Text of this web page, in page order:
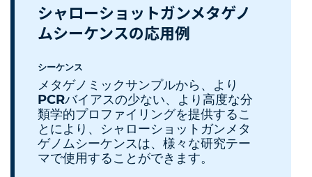
シャローショットガンメタゲノ
ムシーケンスの応用例
シーケンス
メタゲノミックサンプルから、より
PCRバイアスの少ない、より高度な分
類学的プロファイリングを提供するこ
とにより、シャローショットガンメタ
ゲノムシーケンスは、様々な研究テー
マで使用することができます。